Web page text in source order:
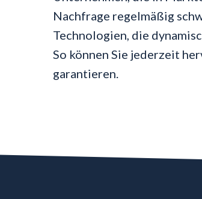
Nachfrage regelmäßig
Technologien, die
So können Sie jederzeit
garantieren.